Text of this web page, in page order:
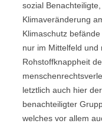
sozial
Klimaveränderung
Klimaschutz
nur im Mittelfeld und
Rohstoffknappheit
letztlich auch hier
benachteiligter
welches vor allem